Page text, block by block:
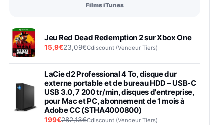
Films iTunes
Jeu Red Dead Redemption 2 sur Xbox One
15,9€23,09€Cdiscount (Vendeur Tiers)
LaCie d2 Professional 4 To, disque dur
externe portable et de bureau HDD – USB-C
USB 3.0, 7 200 tr/min, disques d'entreprise,
pour Mac et PC, abonnement de 1 mois à
Adobe CC (STHA4000800)
199€282,13€Cdiscount (Vendeur Tiers)